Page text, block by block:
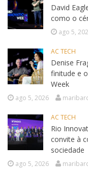
David
como o
ago 5,
AC TECH
Denise
finitude e
Week
ago 5, 2026
AC TECH
Rio
convite à
sociedade
ago 5, 2026